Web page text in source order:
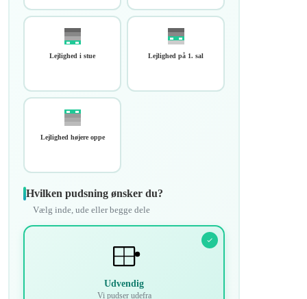
Lejlighed i stue Lejlighed på 1. sal
Lejlighed højere oppe
Hvilken pudsning ønsker du?
Vælg inde, ude eller begge dele
Udvendig
Vi pudser udefra